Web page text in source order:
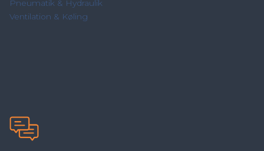
Pneumatik & Hydraulik
Ventilation & Køling